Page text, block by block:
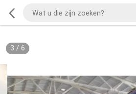
3 / 6